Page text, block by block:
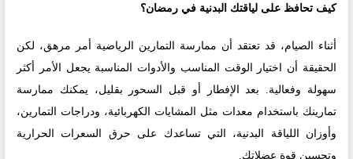
كيف تحافظ على لياقتك البدنية في رمضان؟
أثناء الصيام، قد تعتقد أن ممارسة التمارين الرياضية أمر مرهق، لكن
الحقيقة أن اختيار الوقت المناسب والأدوات المناسبة يجعل الأمر أكثر
سهولة وفعالية. بعد الإفطار أو قبل السحور بقليل، يمكنك ممارسة
تمارينك باستخدام معدات مثل المشايات الكهربائية، ودراجات التمارين،
وأوزان اللياقة البدنية، التي تساعدك على حرق السعرات الحرارية
وتحسين قوة عضلاتك.